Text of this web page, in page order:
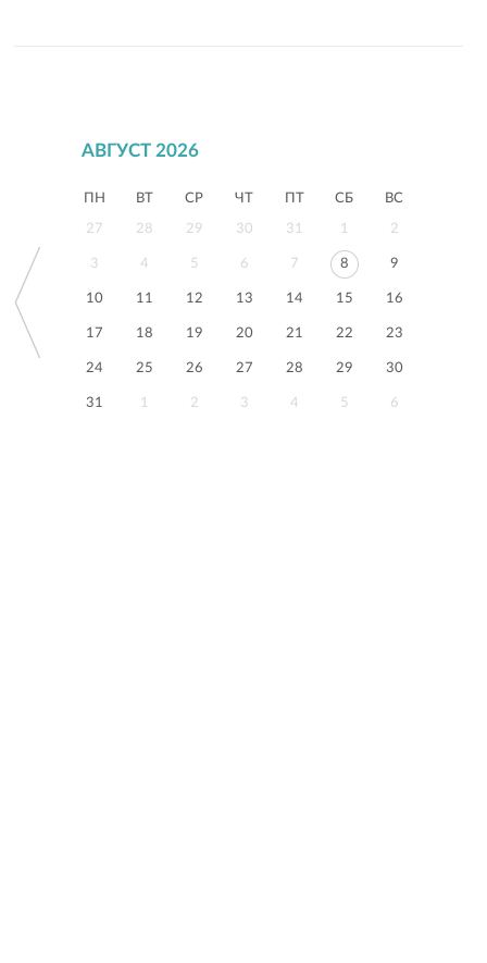
АВГУСТ 2026
ПН ВТ СР ЧТ ПТ СБ ВС
27 28 29 30 31 1 2
3 4 5 6 7 8 9
10 11 12 13 14 15 16
17 18 19 20 21 22 23
24 25 26 27 28 29 30
31 1 2 3 4 5 6